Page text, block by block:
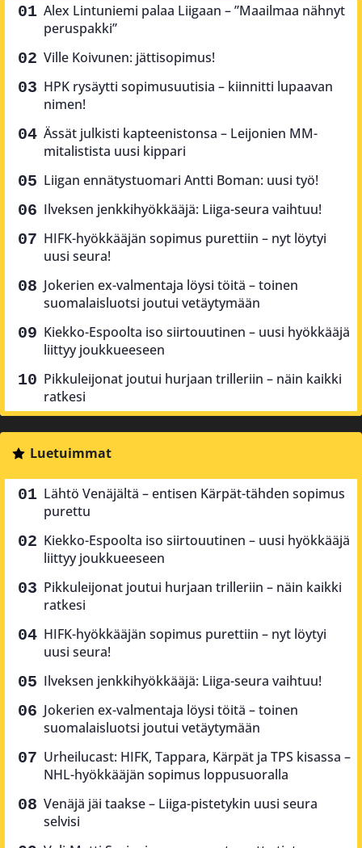
Alex Lintuniemi palaa Liigaan – ”Maailmaa nähnyt
peruspakki”
Ville Koivunen: jättisopimus!
HPK rysäytti sopimusuutisia – kiinnitti lupaavan
nimen!
Ässät julkisti kapteenistonsa – Leijonien MM-
mitalistista uusi kippari
Liigan ennätystuomari Antti Boman: uusi työ!
Ilveksen jenkkihyökkääjä: Liiga-seura vaihtuu!
HIFK-hyökkääjän sopimus purettiin – nyt löytyi
uusi seura!
Jokerien ex-valmentaja löysi töitä – toinen
suomalaisluotsi joutui vetäytymään
Kiekko-Espoolta iso siirtouutinen – uusi hyökkääjä
liittyy joukkueeseen
Pikkuleijonat joutui hurjaan trilleriin – näin kaikki
ratkesi
Luetuimmat
Lähtö Venäjältä – entisen Kärpät-tähden sopimus
purettu
Kiekko-Espoolta iso siirtouutinen – uusi hyökkääjä
liittyy joukkueeseen
Pikkuleijonat joutui hurjaan trilleriin – näin kaikki
ratkesi
HIFK-hyökkääjän sopimus purettiin – nyt löytyi
uusi seura!
Ilveksen jenkkihyökkääjä: Liiga-seura vaihtuu!
Jokerien ex-valmentaja löysi töitä – toinen
suomalaisluotsi joutui vetäytymään
Urheilucast: HIFK, Tappara, Kärpät ja TPS kisassa –
NHL-hyökkääjän sopimus loppusuoralla
Venäjä jäi taakse – Liiga-pistetykin uusi seura
selvisi